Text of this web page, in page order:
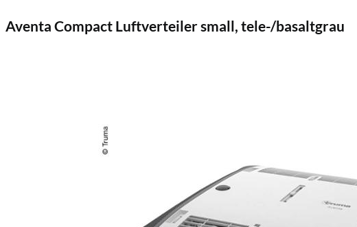
Aventa Compact Luftverteiler small, tele-/basaltgrau